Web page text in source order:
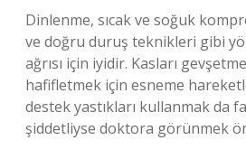
Dinlenme, sıcak ve soğuk
ve doğru duruş teknikleri gibi
ağrısı için iyidir. Kasları
hafifletmek için esneme
destek yastıkları kullanmak da
şiddetliyse doktora görünmek